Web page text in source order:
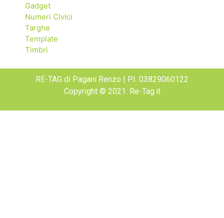
Gadget
Numeri CIvici
Targhe
Template
Timbri
RE-TAG di Pagani Renzo | P.I. 03829060122
Copyright © 2021. Re-Tag.it